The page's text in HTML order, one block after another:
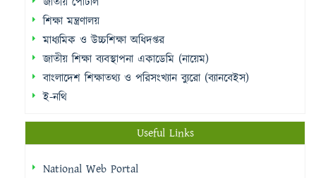
শিক্ষা মন্ত্রণালয়
মাধ্যমিক ও উচ্চশিক্ষা অধিদপ্তর
জাতীয় শিক্ষা ব্যবস্থাপনা একাডেমি (নায়েম)
বাংলাদেশ শিক্ষাতথ্য ও পরিসংখ্যান ব্যুরো (ব্যানবেইস)
ই-নথি
Useful Links
National Web Portal